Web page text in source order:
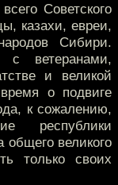
Советского
казахи, евреи,
Сибири.
с ветеранами,
и великой
о подвиге
к сожалению,
республики
общего великого
только своих